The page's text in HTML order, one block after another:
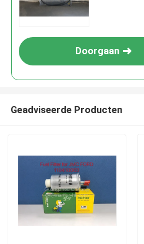
Doorgaan
Geadviseerde Producten